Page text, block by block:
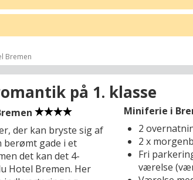
Bremen
på 1. klasse
der kan bryste sig af
berømt gade i et
det kan det 4-
Hotel Bremen. Her
Miniferie i
2
2 x
Fri
værelse